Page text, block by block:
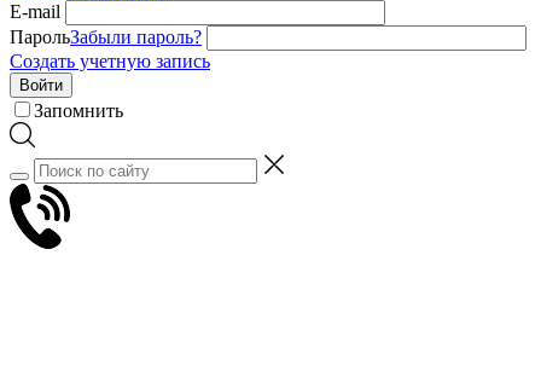
E-mail
ПарольЗабыли пароль?
Создать учетную запись
Войти
Запомнить